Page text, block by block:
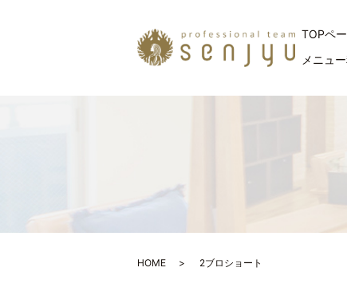
TOPペ
メニュ
HOME 2ブロショート